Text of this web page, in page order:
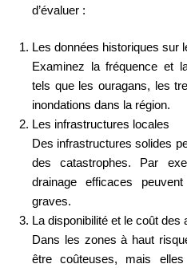
d’évaluer :
Les données historiques sur
Examinez la fréquence et
tels que les ouragans, les
inondations dans la région.
Les infrastructures locales
Des infrastructures solides
des catastrophes. Par
drainage efficaces
graves.
La disponibilité et le coût des
Dans les zones à haut
être coûteuses, mais